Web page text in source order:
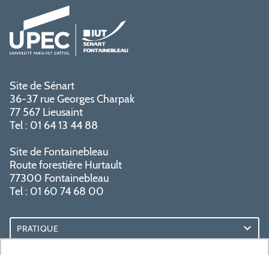
Site de Sénart
36-37 rue Georges Charpak
77 567 Lieusaint
Tel : 01 64 13 44 88
Site de Fontainebleau
Route forestière Hurtault
77300 Fontainebleau
Tel : 01 60 74 68 00
PRATIQUE